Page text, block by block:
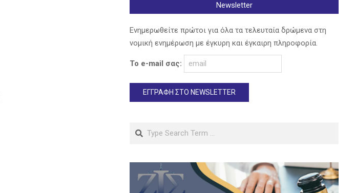
Newsletter
Ενημερωθείτε πρώτοι για όλα τα τελευταία δρώμενα στη
νομική ενημέρωση με έγκυρη και έγκαιρη πληροφορία.
Το e-mail σας:
Search